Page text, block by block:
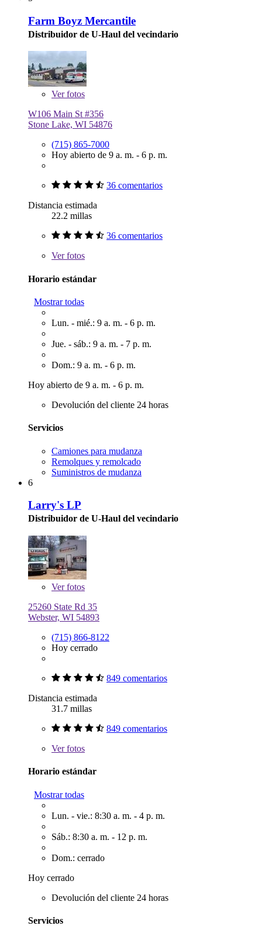
Farm Boyz Mercantile
Distribuidor de U-Haul del vecindario
Verfotos
W106 Main St #356
Stone Lake, WI 54876
(715) 865-7000
Hoy abierto de 9 a. m. - 6 p. m.
36 comentarios
Distancia estimada
22.2 millas
36 comentarios
Verfotos
Horario estándar
Mostrar todas
Lun. - mié.: 9 a. m. - 6 p. m.
Jue. - sáb.: 9 a. m. - 7 p. m.
Dom.: 9 a. m. - 6 p. m.
Hoy abierto de 9 a. m. - 6 p. m.
Devolución del cliente 24 horas
Servicios
Camiones para mudanza
Remolques y remolcado
Suministros de mudanza
6
Larry's LP
Distribuidor de U-Haul del vecindario
Verfotos
25260 State Rd 35
Webster, WI 54893
(715) 866-8122
Hoy cerrado
849 comentarios
Distancia estimada
31.7 millas
849 comentarios
Verfotos
Horario estándar
Mostrar todas
Lun. - vie.: 8:30 a. m. - 4 p. m.
Sáb.: 8:30 a. m. - 12 p. m.
Dom.: cerrado
Hoy cerrado
Devolución del cliente 24 horas
Servicios